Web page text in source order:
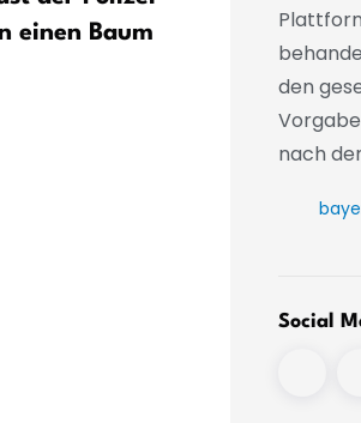
einen Baum
den
nach
Social